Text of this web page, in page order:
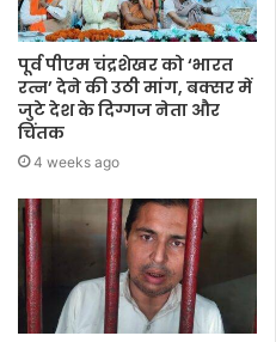
पूर्व पीएम चंद्रशेखर को ‘भारत
रत्न’ देने की उठी मांग, बक्सर में
जुटे देश के दिग्गज नेता और
चिंतक
4 weeks ago